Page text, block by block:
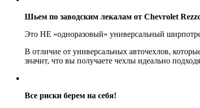
Шьем по заводским лекалам от Chevrolet
Это НЕ «одноразовый» универсальный
В отличие от универсальных авточехлов,
значит, что вы получаете чехлы идеально
Все риски берем на себя!